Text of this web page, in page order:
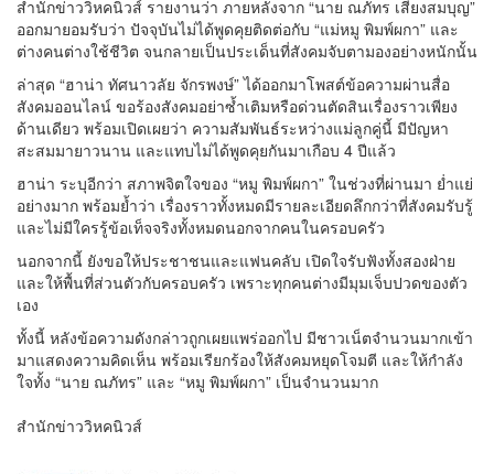
สำนักข่าววิหคนิวส์ รายงานว่า ภายหลังจาก “นาย ณภัทร เสียงสมบุญ”
ออกมายอมรับว่า ปัจจุบันไม่ได้พูดคุยติดต่อกับ “แม่หมู พิมพ์ผกา” และ
ต่างคนต่างใช้ชีวิต จนกลายเป็นประเด็นที่สังคมจับตามองอย่างหนักนั้น
ล่าสุด “ฮาน่า ทัศนาวลัย จักรพงษ์” ได้ออกมาโพสต์ข้อความผ่านสื่อ
สังคมออนไลน์ ขอร้องสังคมอย่าซ้ำเติมหรือด่วนตัดสินเรื่องราวเพียง
ด้านเดียว พร้อมเปิดเผยว่า ความสัมพันธ์ระหว่างแม่ลูกคู่นี้ มีปัญหา
สะสมมายาวนาน และแทบไม่ได้พูดคุยกันมาเกือบ 4 ปีแล้ว
ฮาน่า ระบุอีกว่า สภาพจิตใจของ “หมู พิมพ์ผกา” ในช่วงที่ผ่านมา ย่ำแย่
อย่างมาก พร้อมย้ำว่า เรื่องราวทั้งหมดมีรายละเอียดลึกกว่าที่สังคมรับรู้
และไม่มีใครรู้ข้อเท็จจริงทั้งหมดนอกจากคนในครอบครัว
นอกจากนี้ ยังขอให้ประชาชนและแฟนคลับ เปิดใจรับฟังทั้งสองฝ่าย
และให้พื้นที่ส่วนตัวกับครอบครัว เพราะทุกคนต่างมีมุมเจ็บปวดของตัว
เอง
ทั้งนี้ หลังข้อความดังกล่าวถูกเผยแพร่ออกไป มีชาวเน็ตจำนวนมากเข้า
มาแสดงความคิดเห็น พร้อมเรียกร้องให้สังคมหยุดโจมตี และให้กำลัง
ใจทั้ง “นาย ณภัทร” และ “หมู พิมพ์ผกา” เป็นจำนวนมาก
สำนักข่าววิหคนิวส์